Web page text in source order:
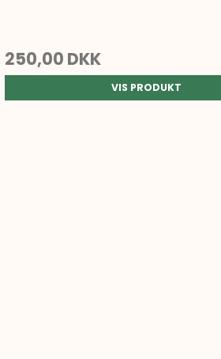
250,00 DKK
VIS PRODUKT